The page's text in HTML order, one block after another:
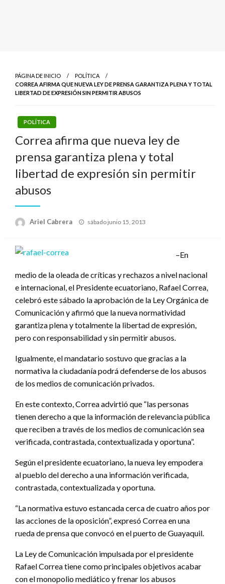
PÁGINA DE INICIO
POLÍTICA
CORREA AFIRMA QUE NUEVA LEY DE PRENSA GARANTIZA PLENA Y TOTAL
LIBERTAD DE EXPRESIÓN SIN PERMITIR ABUSOS
POLÍTICA
Correa afirma que nueva ley de
prensa garantiza plena y total
libertad de expresión sin permitir
abusos
Ariel Cabrera
Publicado
sábado junio 15, 2013
–En
medio de la oleada de críticas y rechazos a nivel nacional
e internacional, el Presidente ecuatoriano, Rafael Correa,
celebró este sábado la aprobación de la Ley Orgánica de
Comunicación y afirmó que la nueva normatividad
garantiza plena y totalmente la libertad de expresión,
pero con responsabilidad y sin permitir abusos.
Igualmente, el mandatario sostuvo que gracias a la
normativa la ciudadanía podrá defenderse de los abusos
de los medios de comunicación privados.
En este contexto, Correa advirtió que “las personas
tienen derecho a que la información de relevancia pública
que reciben a través de los medios de comunicación sea
verificada, contrastada, contextualizada y oportuna”.
Según el presidente ecuatoriano, la nueva ley empodera
al pueblo del derecho a una información verificada,
contrastada, contextualizada y oportuna.
“La normativa estuvo estancada cerca de cuatro años por
las acciones de la oposición”, expresó Correa en una
rueda de prensa que convocó en el puerto de Guayaquil.
La Ley de Comunicación impulsada por el presidente
Rafael Correa tiene como principales objetivos acabar
con el monopolio mediático y frenar los abusos